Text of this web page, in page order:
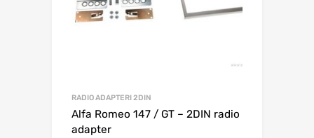
RADIO ADAPTERI 2DIN
Alfa Romeo 147 / GT – 2DIN radio
adapter